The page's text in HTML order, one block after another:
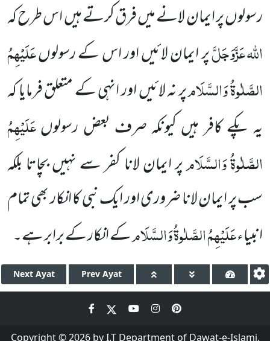
رسولوں پر ایمان لانے میں فرق کرتے ہیں اس طرحکہ
اللہعَزَّوَجَلَّپر ایمان لائیں اور اس کے رسولوںعَلَیْہِمُ
الصَّلٰوۃُ وَالسَّلَامپر نہ لائیں اور انہی کے متعلق فرمایا کہ
یہ پکے کافر ہیں کیونکہ صرف بعض رسولوںعَلَیْہِمُ
الصَّلٰوۃُ وَالسَّلَامپر ایمان لانا کفر سے نہیں بچاتا بلکہ
سب پر ایمانلانا ضروری اور ایک نبیکا انکار بھی تمام
انبیاءعَلَیْہِمُ الصَّلٰوۃُ وَالسَّلَامکے انکار کے برابر ہے۔
Next Ayat Prev Ayat
Copyright © 2026 by I.T Department of Dawat-e-Islami.